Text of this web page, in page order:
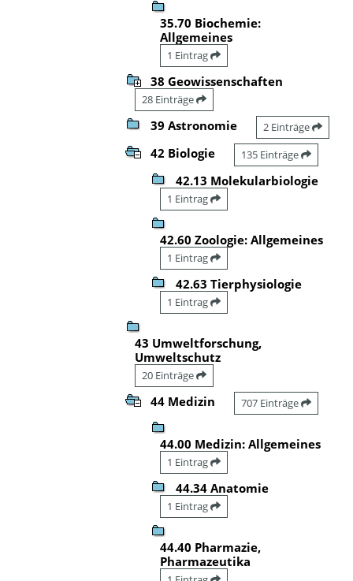
35.70 Biochemie:
Allgemeines
1 Eintrag
38 Geowissenschaften
28 Einträge
39 Astronomie 2 Einträge
42 Biologie 135 Einträge
42.13 Molekularbiologie
1 Eintrag
42.60 Zoologie: Allgemeines
1 Eintrag
42.63 Tierphysiologie
1 Eintrag
43 Umweltforschung,
Umweltschutz
20 Einträge
44 Medizin 707 Einträge
44.00 Medizin: Allgemeines
1 Eintrag
44.34 Anatomie
1 Eintrag
44.40 Pharmazie,
Pharmazeutika